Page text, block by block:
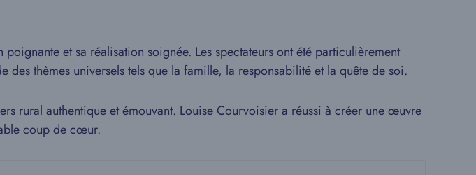
et sa réalisation soignée. Les spectateurs ont été particulièrement
thèmes universels tels que la famille, la responsabilité et la quête de soi.
rural authentique et émouvant. Louise Courvoisier a réussi à créer une œuvre
coup de cœur.